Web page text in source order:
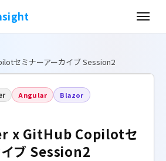
セミナーアーカイブ Session2
Angular Blazor
x GitHub Copilotセ
イブ Session2